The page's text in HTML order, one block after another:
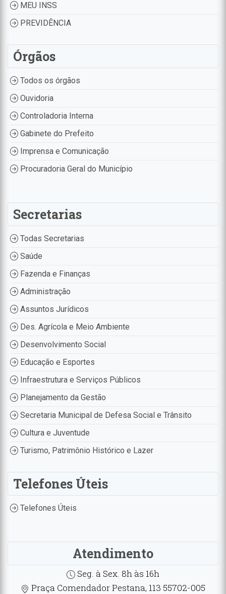
MEU INSS
PREVIDÊNCIA
Órgãos
Todos os órgãos
Ouvidoria
Controladoria Interna
Gabinete do Prefeito
Imprensa e Comunicação
Procuradoria Geral do Município
Secretarias
Todas Secretarias
Saúde
Fazenda e Finanças
Administração
Assuntos Jurídicos
Des. Agrícola e Meio Ambiente
Desenvolvimento Social
Educação e Esportes
Infraestrutura e Serviços Públicos
Planejamento da Gestão
Secretaria Municipal de Defesa Social e Trânsito
Cultura e Juventude
Turismo, Patrimônio Histórico e Lazer
Telefones Úteis
Telefones Úteis
Atendimento
Seg. à Sex. 8h às 16h
Praça Comendador Pestana, 113 55702-005